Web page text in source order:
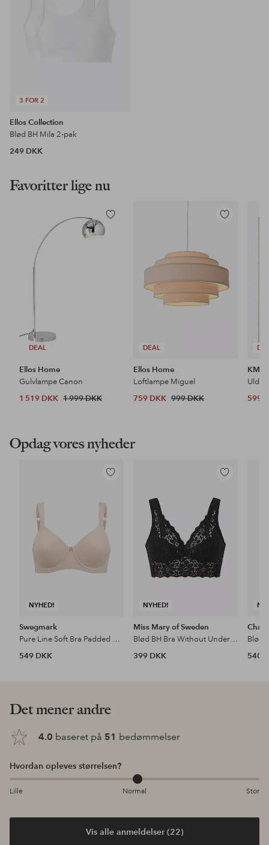
3 FOR 2
Ellos Collection
Blød BH Mila 2-pak
249 DKK
Favoritter lige nu
DEAL
Tilføj
til
Ellos Home
Gulvlampe Canon
1 519 DKK 1 999 DKK
DEAL
Tilføj
Ellos Home
Loftlampe Miguel
759 DKK 999 DKK
KM
599
Opdag vores nyheder
NYHED!
Tilføj
Swegmark
Pure Line Soft Bra Padded Cups
549 DKK
NYHED!
Tilføj
favoritter
Miss Mary of Sweden
Blød BH Bra Without Underwire
399 DKK
540
Det mener andre
4.0 baseret på 51 bedømmelser
Hvordan opleves størrelsen?
Lille Normal Stor
Vis alle anmeldelser (22)